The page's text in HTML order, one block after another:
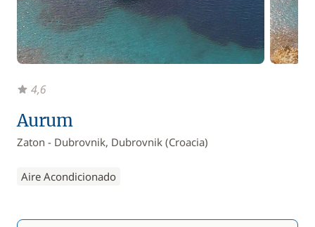
Aurum
Zaton - Dubrovnik, Dubrovnik (Croacia)
Aire Acondicionado
4,6